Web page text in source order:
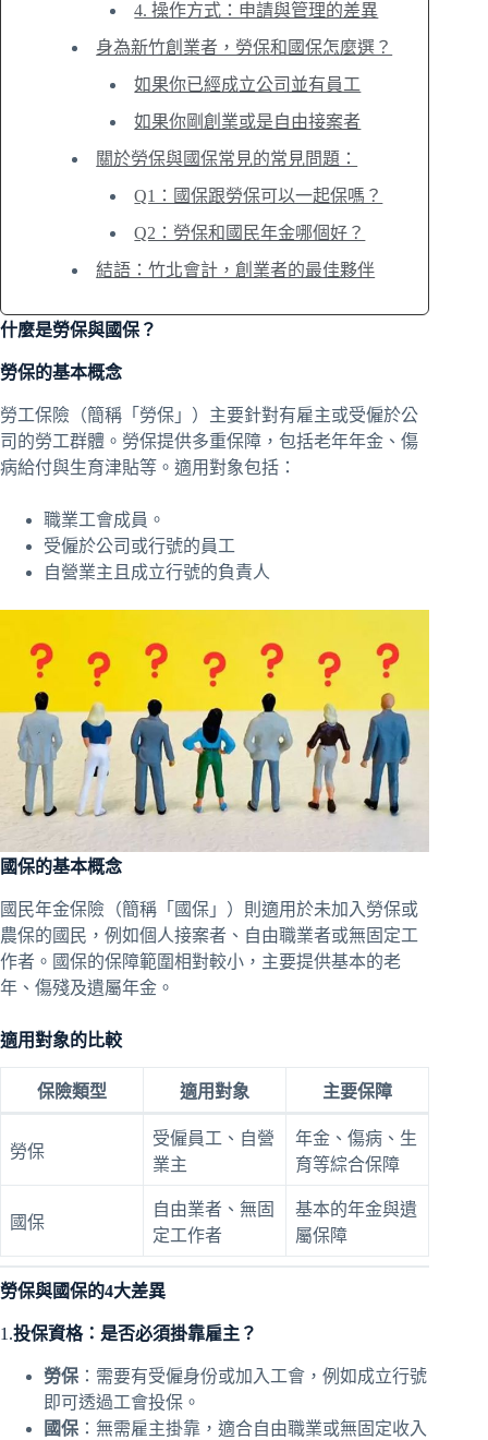
4. 操作方式：申請與管理的差異
身為新竹創業者，勞保和國保怎麼選？
如果你已經成立公司並有員工
如果你剛創業或是自由接案者
關於勞保與國保常見的常見問題：
Q1：國保跟勞保可以一起保嗎？
Q2：勞保和國民年金哪個好？
結語：竹北會計，創業者的最佳夥伴
什麼是勞保與國保？
勞保的基本概念
勞工保險（簡稱「 勞保 」）主要針對有雇主或受僱於公
司的勞工群體。勞保提供多重保障，包括老年年金、傷
病給付與生育津貼等。適用對象包括：
職業工會成員。
受僱於公司或行號的員工
自營業主且成立行號的負責人
國保的基本概念
國民年金保險（簡稱「 國保 」）則適用於未加入勞保或
農保的國民，例如個人接案者、自由職業者或無固定工
作者。國保的保障範圍相對較小，主要提供基本的老
年、傷殘及遺屬年金。
適用對象的比較
保險類型 適用對象 主要保障
勞保
受僱員工、自營
業主
年金、傷病、生
育等綜合保障
國保
自由業者、無固
定工作者
基本的年金與遺
屬保障
勞保與國保的4大差異
1.投保資格：是否必須掛靠雇主？
勞保 ：需要有受僱身份或加入工會，例如成立行號
即可透過工會投保。
國保 ：無需雇主掛靠，適合自由職業或無固定收入